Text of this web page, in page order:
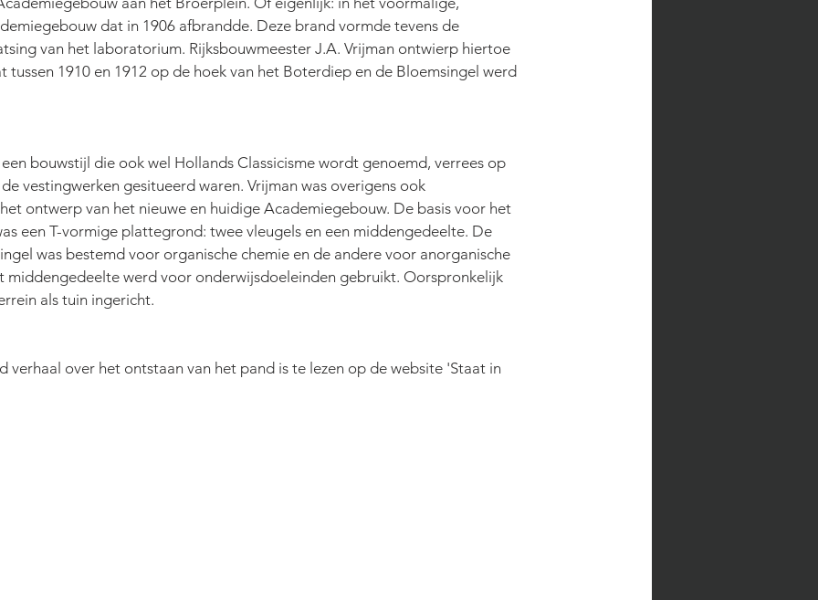
dat in 1906 afbrandde. Deze brand vormde tevens de
van het laboratorium. Rijksbouwmeester J.A. Vrijman ontwierp hiertoe
tussen 1910 en 1912 op de hoek van het Boterdiep en de Bloemsingel werd
bouwstijl die ook wel Hollands Classicisme wordt genoemd, verrees op
vestingwerken gesitueerd waren. Vrijman was overigens ook
ontwerp van het nieuwe en huidige Academiegebouw. De basis voor het
een T-vormige plattegrond: twee vleugels en een middengedeelte. De
was bestemd voor organische chemie en de andere voor anorganische
middengedeelte werd voor onderwijsdoeleinden gebruikt. Oorspronkelijk
als tuin ingericht.
verhaal over het ontstaan van het pand is te lezen op de website 'Staat in